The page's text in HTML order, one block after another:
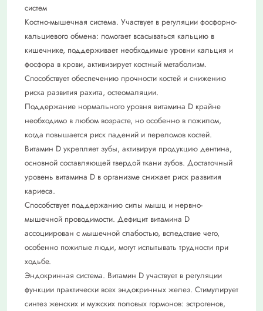
систем
Костно-мышечная система. Участвует в регуляции фосфорно-
кальциевого обмена: помогает всасываться кальцию в
кишечнике, поддерживает необходимые уровни кальция и
фосфора в крови, активизирует костный метаболизм.
Способствует обеспечению прочности костей и снижению
риска развития рахита, остеомаляции.
Поддержание нормального уровня витамина D крайне
необходимо в любом возрасте, но особенно в пожилом,
когда повышается риск падений и переломов костей.
Витамин D укрепляет зубы, активируя продукцию дентина,
основной составляющей твердой ткани зубов. Достаточный
уровень витамина D в организме снижает риск развития
кариеса.
Способствует поддержанию силы мышц и нервно-
мышечной проводимости. Дефицит витамина D
ассоциирован с мышечной слабостью, вследствие чего,
особенно пожилые люди, могут испытывать трудности при
ходьбе.
Эндокринная система. Витамин D участвует в регуляции
функции практически всех эндокринных желез. Стимулирует
синтез женских и мужских половых гормонов: эстрогенов,